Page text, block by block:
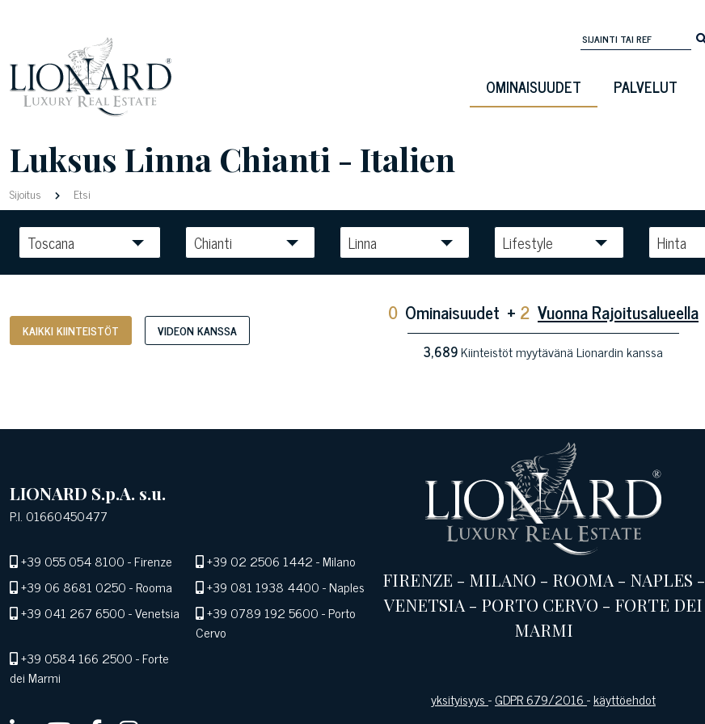
OMINAISUUDET PALVELUT
Luksus Linna Chianti - Italien
Sijoitus Etsi
Toscana Chianti Linna Lifestyle Hinta
KAIKKI KIINTEISTÖT VIDEON KANSSA
0 Ominaisuudet + 2 Vuonna Rajoitusalueella
3,689Kiinteistöt myytävänä Lionardin kanssa
LIONARD S.p.A. s.u.
P.I. 01660450477
+39 055 054 8100- Firenze +39 02 2506 1442- Milano
+39 06 8681 0250- Rooma +39 081 1938 4400- Naples
+39 041 267 6500- Venetsia +39 0789 192 5600- Porto
Cervo
+39 0584 166 2500- Forte
dei Marmi
FIRENZE - MILANO - ROOMA - NAPLES -
VENETSIA - PORTO CERVO - FORTE DEI
MARMI
yksityisyys-GDPR 679/2016-käyttöehdot